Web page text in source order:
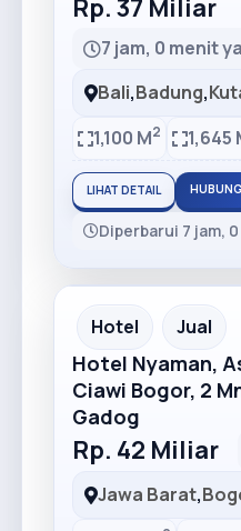
Rp. 37 Miliar
7 jam, 0 menit
Bali,Badung,
1,100 M2 1,645
LIHAT DETAIL
Diperbarui 7 jam,
Recommended
Hotel Jual
Hotel Nyaman,
Ciawi Bogor, 2
Gadog
Rp. 42 Miliar
Jawa Barat,